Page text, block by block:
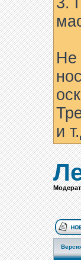
Не
и